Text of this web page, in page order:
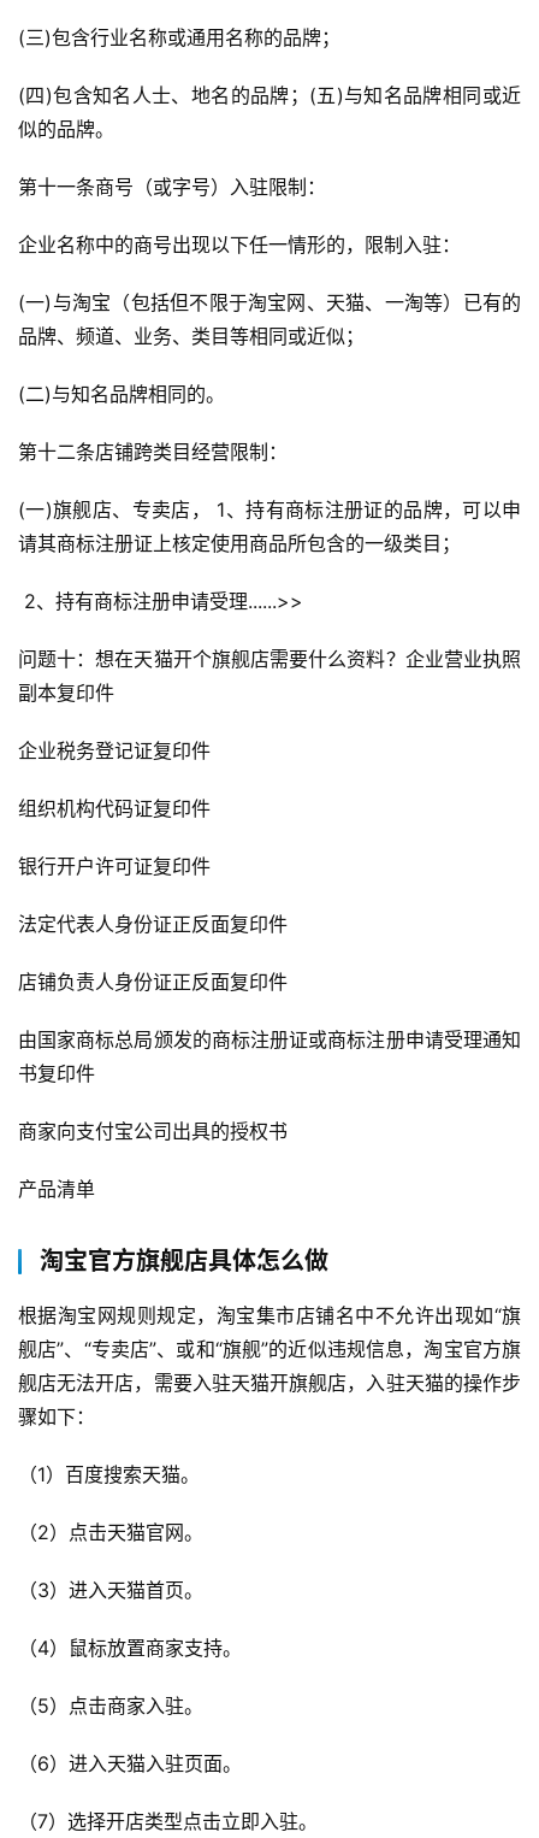
(三)包含行业名称或通用名称的品牌；
(四)包含知名人士、地名的品牌；(五)与知名品牌相同或近
似的品牌。
第十一条商号（或字号）入驻限制：
企业名称中的商号出现以下任一情形的，限制入驻：
(一)与淘宝（包括但不限于淘宝网、天猫、一淘等）已有的
品牌、频道、业务、类目等相同或近似；
(二)与知名品牌相同的。
第十二条店铺跨类目经营限制：
(一)旗舰店、专卖店， 1、持有商标注册证的品牌，可以申
请其商标注册证上核定使用商品所包含的一级类目；
2、持有商标注册申请受理......>>
问题十：想在天猫开个旗舰店需要什么资料？企业营业执照
副本复印件
企业税务登记证复印件
组织机构代码证复印件
银行开户许可证复印件
法定代表人身份证正反面复印件
店铺负责人身份证正反面复印件
由国家商标总局颁发的商标注册证或商标注册申请受理通知
书复印件
商家向支付宝公司出具的授权书
产品清单
淘宝官方旗舰店具体怎么做
根据淘宝网规则规定，淘宝集市店铺名中不允许出现如“旗
舰店”、“专卖店”、或和“旗舰”的近似违规信息，淘宝官方旗
舰店无法开店，需要入驻天猫开旗舰店，入驻天猫的操作步
骤如下：
（1）百度搜索天猫。
（2）点击天猫官网。
（3）进入天猫首页。
（4）鼠标放置商家支持。
（5）点击商家入驻。
（6）进入天猫入驻页面。
（7）选择开店类型点击立即入驻。